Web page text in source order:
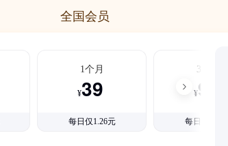
全国会员
1个月
¥39
每日仅1.26元
3个月
¥99
每日仅1.08元